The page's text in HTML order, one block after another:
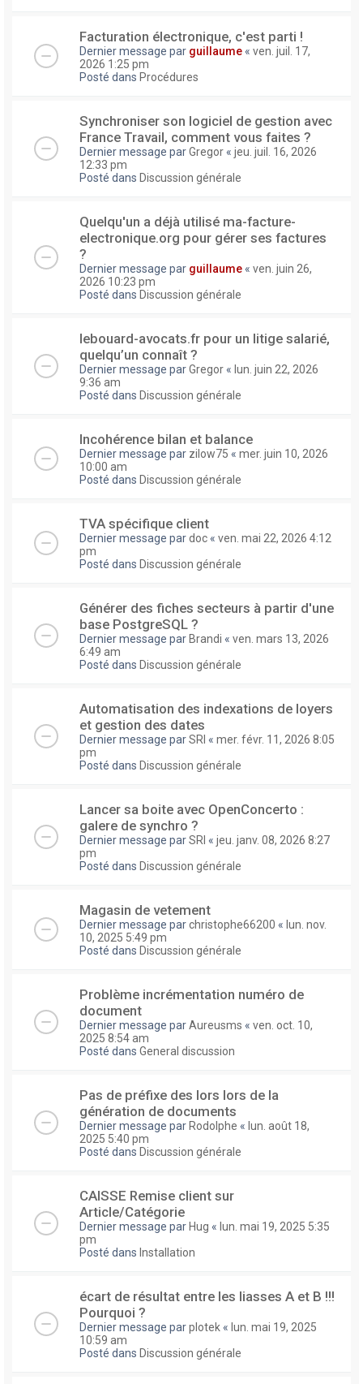
Facturation électronique, c'est parti !
Dernier message par guillaume « ven. juil. 17,
2026 1:25 pm
Posté dans Procédures
Synchroniser son logiciel de gestion avec
France Travail, comment vous faites ?
Dernier message parGregor « jeu. juil. 16, 2026
12:33 pm
Posté dans Discussion générale
Quelqu'un a déjà utilisé ma-facture-
electronique.org pour gérer ses factures
?
Dernier message par guillaume « ven. juin 26,
2026 10:23 pm
Posté dans Discussion générale
lebouard-avocats.fr pour un litige salarié,
quelqu’un connaît ?
Dernier message parGregor « lun. juin 22, 2026
9:36 am
Posté dans Discussion générale
Incohérence bilan et balance
Dernier message par zilow75 « mer. juin 10, 2026
10:00 am
Posté dans Discussion générale
TVA spécifique client
Dernier message pardoc « ven. mai 22, 2026 4:12
pm
Posté dans Discussion générale
Générer des fiches secteurs à partir d'une
base PostgreSQL ?
Dernier message par Brandi « ven. mars 13, 2026
6:49 am
Posté dans Discussion générale
Automatisation des indexations de loyers
et gestion des dates
Dernier message parSRI « mer. févr. 11, 2026 8:05
pm
Posté dans Discussion générale
Lancer sa boite avec OpenConcerto :
galere de synchro ?
Dernier message parSRI « jeu. janv. 08, 2026 8:27
pm
Posté dans Discussion générale
Magasin de vetement
Dernier message parchristophe66200 « lun. nov.
10, 2025 5:49 pm
Posté dans Discussion générale
Problème incrémentation numéro de
document
Dernier message parAureusms « ven. oct. 10,
2025 8:54 am
Posté dans General discussion
Pas de préfixe des lors lors de la
génération de documents
Dernier message par Rodolphe « lun. août 18,
2025 5:40 pm
Posté dans Discussion générale
CAISSE Remise client sur
Article/Catégorie
Dernier message par Hug « lun. mai 19, 2025 5:35
pm
Posté dans Installation
écart de résultat entre les liasses A et B !!!
Pourquoi ?
Dernier message parplotek « lun. mai 19, 2025
10:59 am
Posté dans Discussion générale